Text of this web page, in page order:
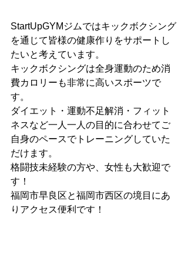
StartUpGYMジムではキックボクシング
を通じて皆様の健康作りをサポートし
たいと考えています。
キックボクシングは全身運動のため消
費カロリーも非常に高いスポーツで
す。
ダイエット・運動不足解消・フィット
ネスなど一人一人の目的に合わせてご
自身のペースでトレーニングしていた
だけます。
格闘技未経験の方や、女性も大歓迎で
す！
福岡市早良区と福岡市西区の境目にあ
りアクセス便利です！